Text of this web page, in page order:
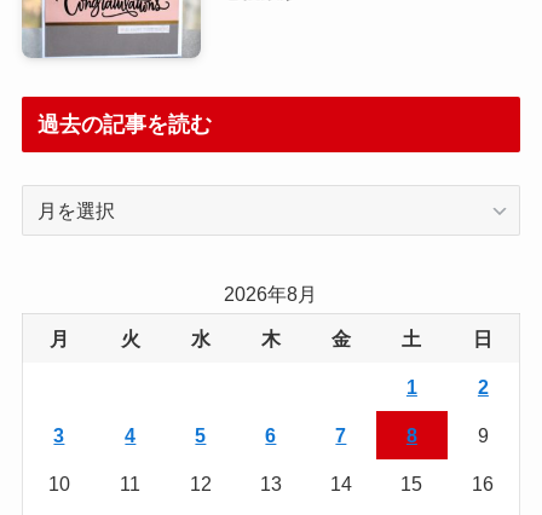
過去の記事を読む
事
2026年8月
月 火 水 木 金 土 日
1 2
3 4 5 6 7 8 9
10 11 12 13 14 15 16